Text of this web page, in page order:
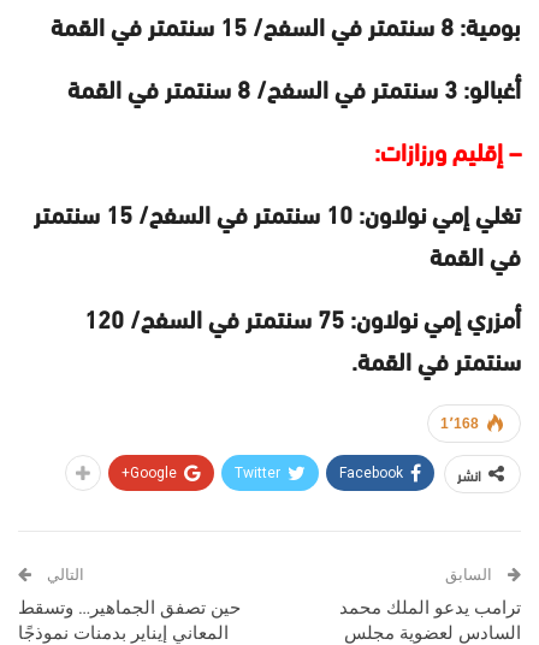
بومية: 8 سنتمتر في السفح/ 15 سنتمتر في القمة
أغبالو: 3 سنتمتر في السفح/ 8 سنتمتر في القمة
– إقليم ورزازات:
تغلي إمي نولاون: 10 سنتمتر في السفح/ 15 سنتمتر
في القمة
أمزري إمي نولاون: 75 سنتمتر في السفح/ 120
سنتمتر في القمة.
1٬168
انشر Facebook
Twitter
Google+
السابق
ترامب يدعو الملك محمد
السادس لعضوية مجلس
التالي
حين تصفق الجماهير… وتسقط
المعاني إيناير بدمنات نموذجًا